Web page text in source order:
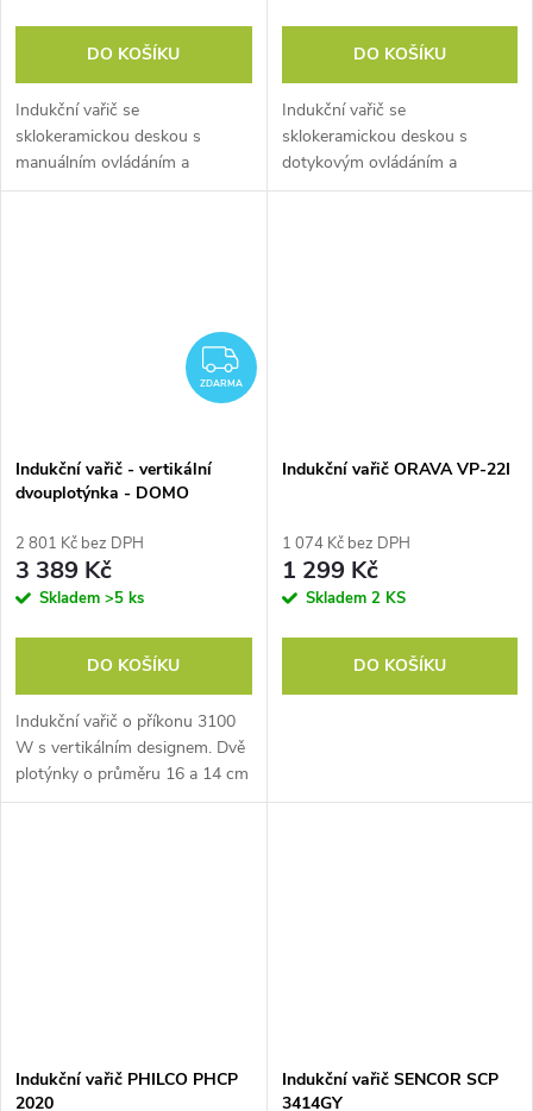
DO KOŠÍKU
Indukční vařič se
sklokeramickou deskou s
manuálním ovládáním a
vysokým výkonem až 2000 W.
DO KOŠÍKU
Indukční vařič se
sklokeramickou deskou s
dotykovým ovládáním a
vysokým výkonem až 2000 W.
ZDARMA
ZDARMA
Indukční vařič - vertikální
dvouplotýnka - DOMO
2 801 Kč bez DPH
3 389 Kč
Skladem >5 ks
DO KOŠÍKU
Indukční vařič o příkonu 3100
W s vertikálním designem. Dvě
plotýnky o průměru 16 a 14 cm
zasebou. Nastavitelný výkon,
Indukční vařič ORAVA VP-22I
1 074 Kč bez DPH
1 299 Kč
Skladem 2 KS
DO KOŠÍKU
Indukční vařič PHILCO PHCP
2020
Indukční vařič SENCOR SCP
3414GY